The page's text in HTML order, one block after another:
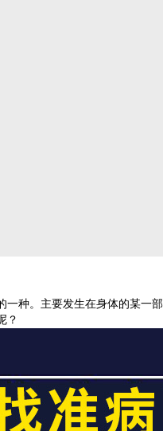
一种。主要发生在身体的某一
？